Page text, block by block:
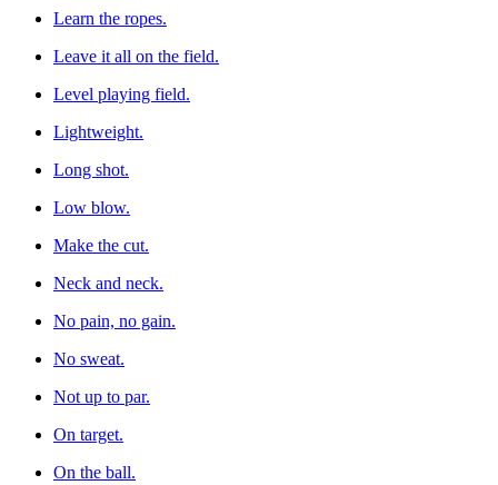
Learn the ropes.
Leave it all on the field.
Level playing field.
Lightweight.
Long shot.
Low blow.
Make the cut.
Neck and neck.
No pain, no gain.
No sweat.
Not up to par.
On target.
On the ball.